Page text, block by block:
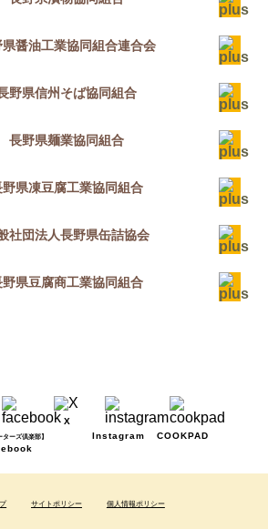
県醤油工業協同組合連合会
野県信州そば協同組合
長野県麺業協同組合
野県凍豆腐工業協同組合
社団法人長野県缶詰協会
野県豆腐商工業協同組合
ターズ倶楽部】
X
Instagram
COOKPAD
サイトポリシー 個人情報ポリシー